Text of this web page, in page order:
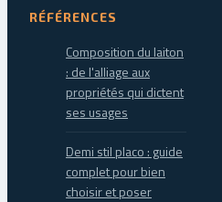
RÉFÉRENCES
Composition du laiton
: de l'alliage aux
propriétés qui dictent
ses usages
Demi stil placo : guide
complet pour bien
choisir et poser